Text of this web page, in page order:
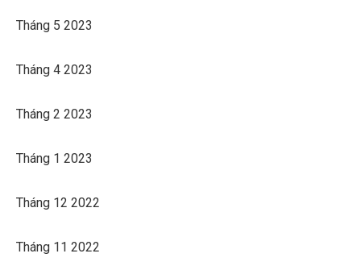
Tháng 5 2023
Tháng 4 2023
Tháng 2 2023
Tháng 1 2023
Tháng 12 2022
Tháng 11 2022